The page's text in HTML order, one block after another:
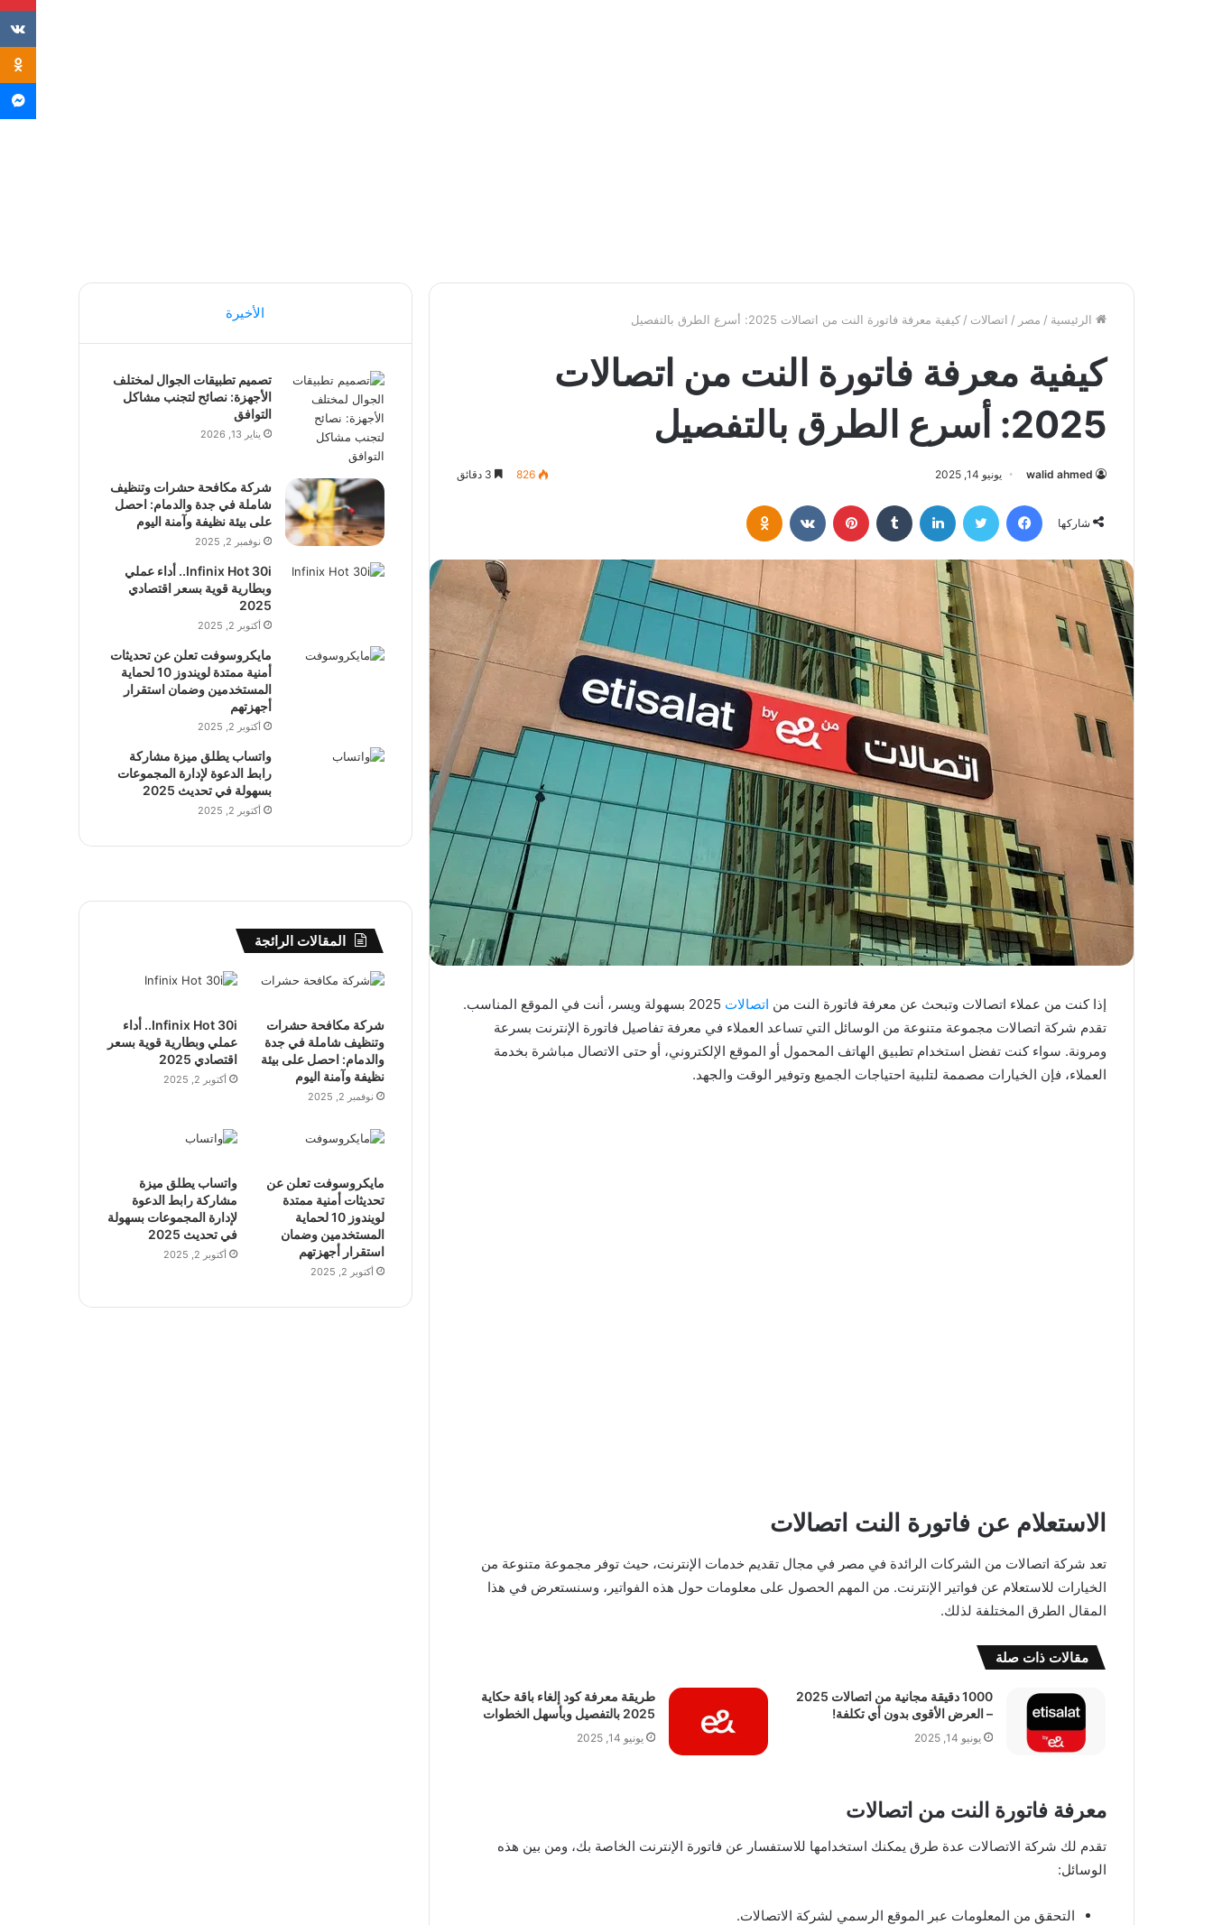
الرئيسية / مصر / اتصالات / كيفية معرفة فاتورة النت من اتصالات 2025: أسرع الطرق بالتفصيل
كيفية معرفة فاتورة النت من اتصالات
2025: أسرع الطرق بالتفصيل
walid ahmed يونيو 14, 2025 826
شاركها
فيسبوك تويتر لينكدإن بينتيريست
إذا كنت من عملاء اتصالات وتبحث عن معرفة فاتورة النت من اتصالات
بسهولة ويسر، أنت في الموقع المناسب.
تقدم شركة اتصالات مجموعة متنوعة من الوسائل التي تساعد العملاء في معرفة تفاصيل فاتورة الإنترنت بسرعة
ومرونة. سواء كنت تفضل استخدام تطبيق الهاتف المحمول أو الموقع الإلكتروني، أو حتى الاتصال مباشرة بخدمة
العملاء، فإن الخيارات مصممة لتلبية احتياجات الجميع وتوفير الوقت والجهد.
الاستعلام عن فاتورة النت اتصالات
تعد شركة اتصالات من الشركات الرائدة في مصر في مجال تقديم خدمات الإنترنت، حيث توفر مجموعة متنوعة من
الخيارات للاستعلام عن فواتير الإنترنت. من المهم الحصول على معلومات حول هذه الفواتير، وسنستعرض في هذا
المقال الطرق المختلفة لذلك.
مقالات ذات صلة
1000 دقيقة مجانية من اتصالات 2025
– العرض الأقوى بدون أي تكلفة!
يونيو 14, 2025
طريقة معرفة كود إلغاء باقة حكاية
2025 بالتفصيل وبأسهل الخطوات
يونيو 14, 2025
معرفة فاتورة النت من اتصالات
تقدم لك شركة الاتصالات عدة طرق يمكنك استخدامها للاستفسار عن فاتورة الإنترنت الخاصة بك، ومن بين هذه
الوسائل:
التحقق من المعلومات عبر الموقع الرسمي لشركة الاتصالات.
الأخيرة
تصميم تطبيقات الجوال لمختلف
الأجهزة: نصائح لتجنب مشاكل
التوافق
يناير 13, 2026
شركة مكافحة حشرات وتنظيف
شاملة في جدة والدمام: احصل
على بيئة نظيفة وآمنة اليوم
نوفمبر 2, 2025
Infinix Hot 30i.. أداء عملي
وبطارية قوية بسعر اقتصادي
2025
أكتوبر 2, 2025
مايكروسوفت تعلن عن تحديثات
أمنية ممتدة لويندوز 10 لحماية
المستخدمين وضمان استقرار
أجهزتهم
أكتوبر 2, 2025
واتساب يطلق ميزة مشاركة
رابط الدعوة لإدارة المجموعات
بسهولة في تحديث 2025
أكتوبر 2, 2025
المقالات الرائجة
شركة مكافحة حشرات
وتنظيف شاملة في جدة
والدمام: احصل على بيئة
نظيفة وآمنة اليوم
نوفمبر 2, 2025
Infinix Hot 30i.. أداء
عملي وبطارية قوية بسعر
اقتصادي 2025
أكتوبر 2, 2025
مايكروسوفت تعلن عن
تحديثات أمنية ممتدة
لويندوز 10 لحماية
المستخدمين وضمان
استقرار أجهزتهم
أكتوبر 2, 2025
واتساب يطلق ميزة
مشاركة رابط الدعوة
لإدارة المجموعات بسهولة
في تحديث 2025
أكتوبر 2, 2025